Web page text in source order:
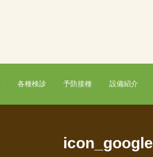
各種検診 予防接種 設備紹介
icon_google